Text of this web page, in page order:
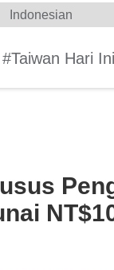
#Taiwan Hari Ini